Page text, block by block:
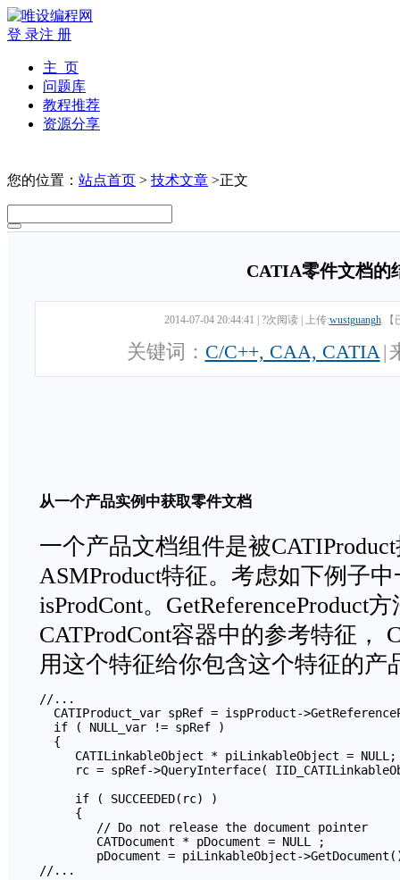
登 录注 册
主 页
问题库
教程推荐
资源分享
您的位置： 站点首页 > 技术文章 >正文
CATIA零件文档的
2014-07-04 20:44:41 ?次阅读 上传:wustguangh
关键词： C/C++, CAA, CATIA|
从一个产品实例中获取零件文档
一个产品文档组件是被
ASMProduct特征。考虑如下例子
isProdCont。GetReferenceProduct
CATProdCont容器中的参考特征，
用这个特征给你包含这个特征的产
//...
CATIProduct_var spRef = ispProduct-
  if ( NULL_var != spRef )
  {
     CATILinkableObject * piLinkableObject = NULL;
rc = spRef->QueryInterface(
     if ( SUCCEEDED(rc) )
     {
        // Do not release the document pointer
        CATDocument * pDocument = NULL ;
pDocument = piLinkableObject-
//...